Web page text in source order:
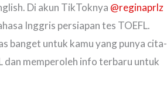
Di akun TikToknya @reginaprlz
Inggris persiapan tes TOEFL.
banget untuk kamu yang punya cita-
dan memperoleh info terbaru untuk